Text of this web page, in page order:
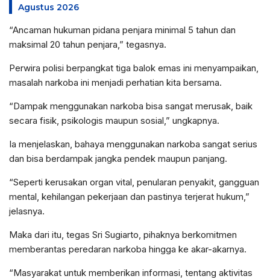
Agustus 2026
“Ancaman hukuman pidana penjara minimal 5 tahun dan
maksimal 20 tahun penjara,” tegasnya.
Perwira polisi berpangkat tiga balok emas ini menyampaikan,
masalah narkoba ini menjadi perhatian kita bersama.
“Dampak menggunakan narkoba bisa sangat merusak, baik
secara fisik, psikologis maupun sosial,” ungkapnya.
Ia menjelaskan, bahaya menggunakan narkoba sangat serius
dan bisa berdampak jangka pendek maupun panjang.
“Seperti kerusakan organ vital, penularan penyakit, gangguan
mental, kehilangan pekerjaan dan pastinya terjerat hukum,”
jelasnya.
Maka dari itu, tegas Sri Sugiarto, pihaknya berkomitmen
memberantas peredaran narkoba hingga ke akar-akarnya.
“Masyarakat untuk memberikan informasi, tentang aktivitas